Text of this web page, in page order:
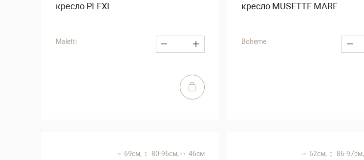
кресло PLEXI
Maletti
кресло MUSETTE MARE
Boheme
69 см, 80-96 см, 46 см 62 см, 86-97 см,